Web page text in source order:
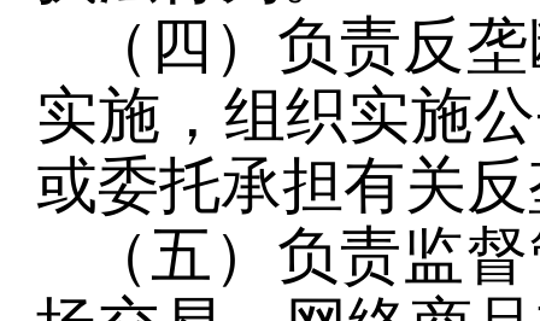
（四）负责反
实施，组织实施
或委托承担有关
（五）负责监